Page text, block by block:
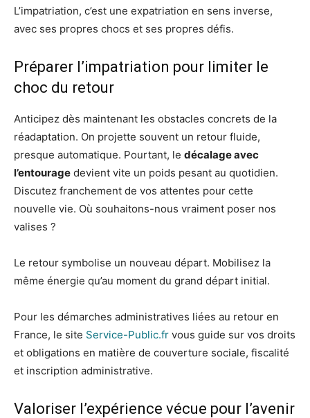
L’impatriation, c’est une expatriation en sens inverse,
avec ses propres chocs et ses propres défis.
Préparer l’impatriation pour limiter le
choc du retour
Anticipez dès maintenant les obstacles concrets de la
réadaptation. On projette souvent un retour fluide,
presque automatique. Pourtant, le décalage avec
l’entourage devient vite un poids pesant au quotidien.
Discutez franchement de vos attentes pour cette
nouvelle vie. Où souhaitons-nous vraiment poser nos
valises ?
Le retour symbolise un nouveau départ. Mobilisez la
même énergie qu’au moment du grand départ initial.
Pour les démarches administratives liées au retour en
France, le site Service-Public.fr vous guide sur vos droits
et obligations en matière de couverture sociale, fiscalité
et inscription administrative.
Valoriser l’expérience vécue pour l’avenir